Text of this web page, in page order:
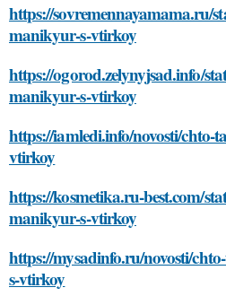
https://sovremennayamama.ru/
manikyur-s-vtirkoy
https://ogorod.zelynyjsad.info/
manikyur-s-vtirkoy
https://iamledi.info/novosti/chto-
vtirkoy
https://kosmetika.ru-best.com/
manikyur-s-vtirkoy
https://mysadinfo.ru/novosti/
s-vtirkoy